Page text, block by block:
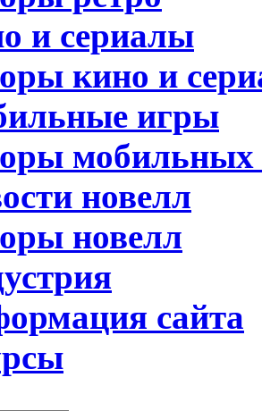
и сериалы
кино и
игры
мобильных
новелл
новелл
сайта